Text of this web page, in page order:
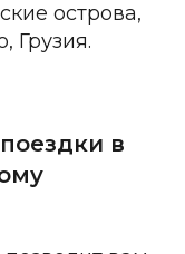
острова,
Грузия.
в